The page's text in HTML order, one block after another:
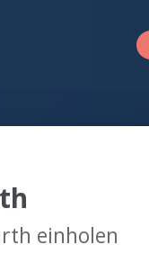
einholen